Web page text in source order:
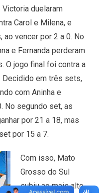
Victoria duelaram
Carol e Milena, e
ao vencer por 2 a 0. No
e Fernanda perderam
O jogo final foi contra a
Decidido em três sets,
com Aninha e
No segundo set, as
por 21 a 18, mas
por 15 a 7.
Com isso, Mato
Grosso do Sul
subiu ao mais alto